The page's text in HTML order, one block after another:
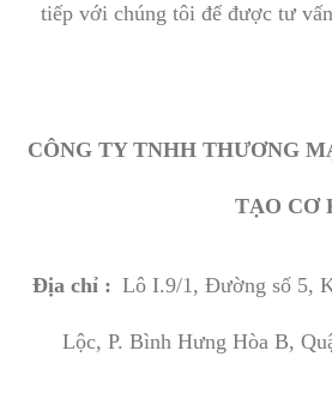
tiếp với chúng tôi để được tư
CÔNG TY TNHH THƯƠNG
TẠO CƠ
Địa chỉ : Lô I.9/1, Đường số 5,
Lộc, P. Bình Hưng Hòa B,